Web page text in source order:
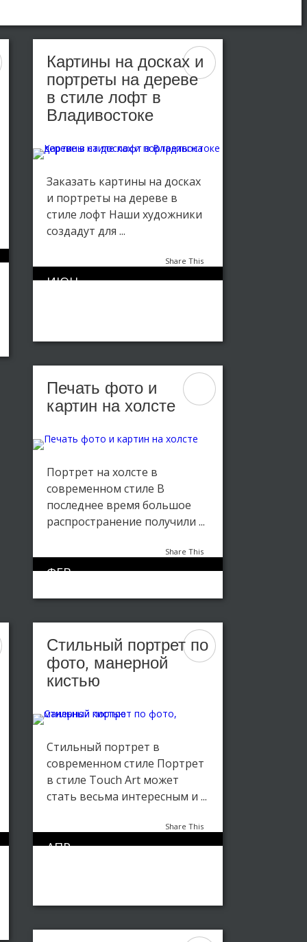
Картины на досках и
портреты на дереве
в стиле лофт в
Владивостоке
Заказать картины на досках
и портреты на дереве в
стиле лофт Наши художники
создадут для ...
Share This
ИЮН
Печать фото и
картин на холсте
Портрет на холсте в
современном стиле В
последнее время большое
распространение получили ...
Share This
ФЕВ
Стильный портрет по
фото, манерной
кистью
Стильный портрет в
современном стиле Портрет
в стиле Touch Art может
стать весьма интересным и ...
Share This
АПР